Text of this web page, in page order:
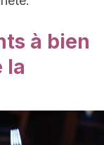
à bien
la